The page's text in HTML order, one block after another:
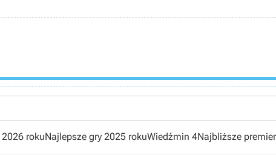
rokuNajlepsze gry 2025 rokuWiedźmin 4Najbliższe